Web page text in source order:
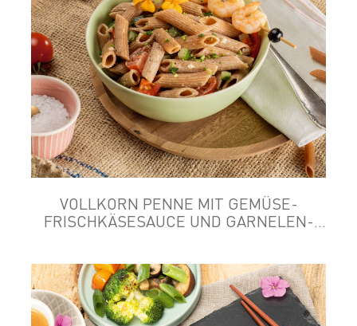
VOLLKORN PENNE MIT GEMÜSE-
FRISCHKÄSESAUCE UND GARNELEN-